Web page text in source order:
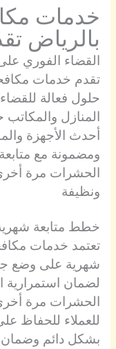
خدمات
بالرياض
القضاء الفوري
تقدم خدمات
حلول فعالة
المنازل
أحدث الأجهزة
ومضمونة مع
الحشرات مرة
ونظيفة
خطط متابعة
تعتمد خدمات
شهرية على وضع
لضمان استمرارية
الحشرات مرة
للعملاء للحفاظ
بشكل دائم وضمان